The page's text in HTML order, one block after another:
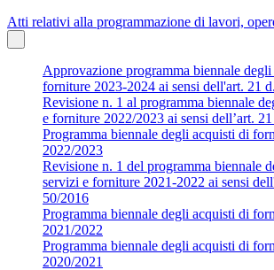
Atti relativi alla programmazione di lavori,
Approvazione programma biennale
forniture 2023-2024 ai sensi dell'art. 21
Revisione n. 1 al programma biennale
e forniture 2022/2023 ai sensi dell’art.
Programma biennale degli acquisti di
2022/2023
Revisione n. 1 del programma biennale
servizi e forniture 2021-2022 ai sensi
50/2016
Programma biennale degli acquisti di
2021/2022
Programma biennale degli acquisti di
2020/2021